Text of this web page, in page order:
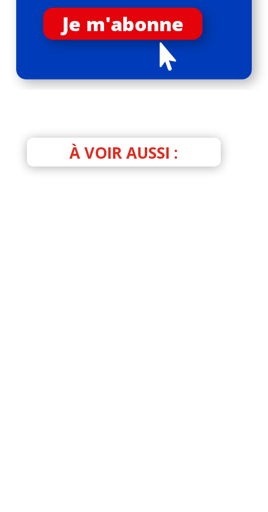
Je m'abonne

À VOIR AUSSI :